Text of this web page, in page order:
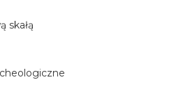
skałą